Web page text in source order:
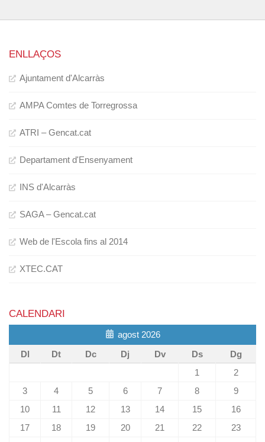
ENLLAÇOS
Ajuntament d'Alcarràs
AMPA Comtes de Torregrossa
ATRI – Gencat.cat
Departament d'Ensenyament
INS d'Alcarràs
SAGA – Gencat.cat
Web de l'Escola fins al 2014
XTEC.CAT
CALENDARI
agost 2026
Dl
Dt Dc Dj Dv Ds
Dg
1
2
3
4 5 6 7 8
9
10
11 12 13 14 15
16
17
18 19 20 21 22
23